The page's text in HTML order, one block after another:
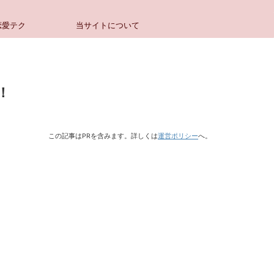
テク 当サイトについて
この記事はPRを含みます。詳しくは運営ポリシーへ。